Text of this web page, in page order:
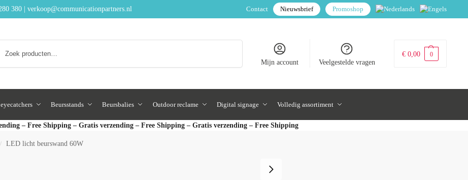
380| verkoop@communicationpartners.nl Contact Nieuwsbrief Promoshop
Mijn account Veelgestelde vragen
€ 0,00 0
Beursstands Beursbalies Outdoor reclame Digital signage Volledig assortiment
– Free Shipping – Gratis verzending – Free Shipping – Gratis verzending – Free Shipping
/ LED licht beurswand 60W